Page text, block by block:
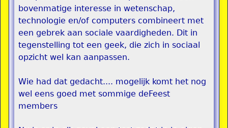
bovenmatige interesse in wetenschap,
technologie en/of computers combineert met
een gebrek aan sociale vaardigheden. Dit in
tegenstelling tot een geek, die zich in sociaal
opzicht wel kan aanpassen.
Wie had dat gedacht.... mogelijk komt het nog
wel eens goed met sommige deFeest
members